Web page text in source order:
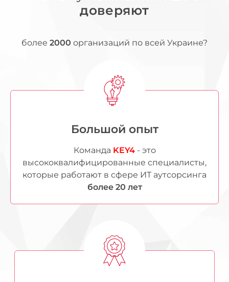
доверяют
более 2000 организаций по всей Украине?
Большой опыт
Команда KEY4 - это
высококвалифицированные специалисты,
которые работают в сфере ИТ аутсорсинга
более 20 лет